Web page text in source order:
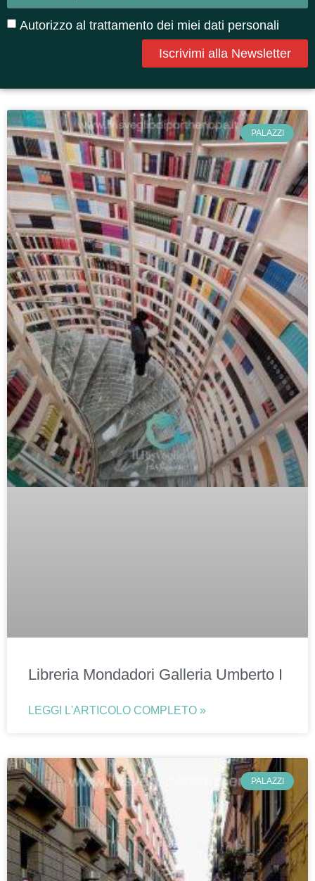
Autorizzo al trattamento dei miei dati personali
Iscrivimi alla Newsletter
PALAZZI
Libreria Mondadori Galleria Umberto I
LEGGI L'ARTICOLO COMPLETO »
PALAZZI